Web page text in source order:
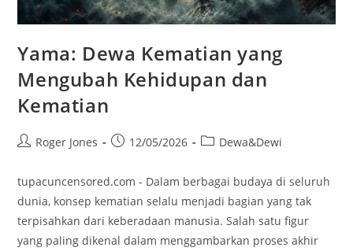
Yama: Dewa Kematian yang
Mengubah Kehidupan dan
Kematian
PostRoger Jones
Post12/05/2026
PostDewa&Dewi
tupacuncensored.com - Dalam berbagai budaya di seluruh
dunia, konsep kematian selalu menjadi bagian yang tak
terpisahkan dari keberadaan manusia. Salah satu figur
yang paling dikenal dalam menggambarkan proses akhir